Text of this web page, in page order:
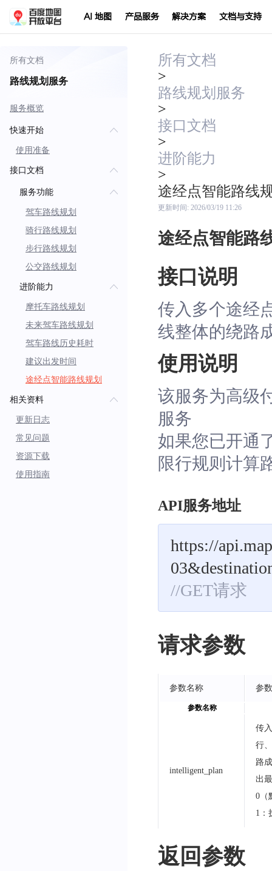
AI 地图 产品服务 解决方案 文档与支持
所有文档
路线规划服务
服务概览
快速开始
使用准备
接口文档
服务功能
驾车路线规划
骑行路线规划
步行路线规划
公交路线规划
进阶能力
摩托车路线规划
未来驾车路线规划
驾车路线历史耗时
建议出发时间
途经点智能路线规划
相关资料
更新日志
常见问题
资源下载
使用指南
所有文档
>
路线规划服务
>
接口文档
>
进阶能力
>
途经点智能路线
更新时间: 2026/03/19 11:26
途经点智能路
接口说明
传入多个途经
线整体的绕路
使用说明
该服务为高级
服务
如果您已开通
限行规则计算
API服务地址
https://
//GET请求
请求参数
参数名称 参
参数名称
intelligent_plan
传
行
路
出
0（
1：
返回参数